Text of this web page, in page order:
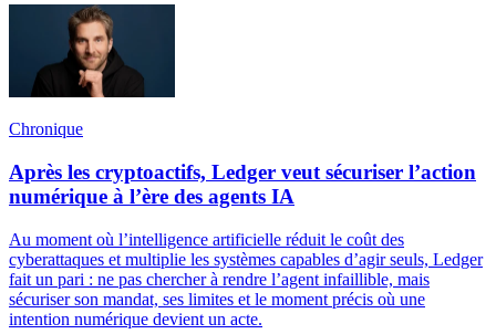
Chronique
Après les cryptoactifs, Ledger veut sécuriser l’action
numérique à l’ère des agents IA
Au moment où l’intelligence artificielle réduit le coût des
cyberattaques et multiplie les systèmes capables d’agir seuls, Ledger
fait un pari : ne pas chercher à rendre l’agent infaillible, mais
sécuriser son mandat, ses limites et le moment précis où une
intention numérique devient un acte.